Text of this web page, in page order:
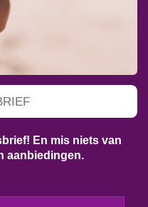
En mis niets van
aanbiedingen.